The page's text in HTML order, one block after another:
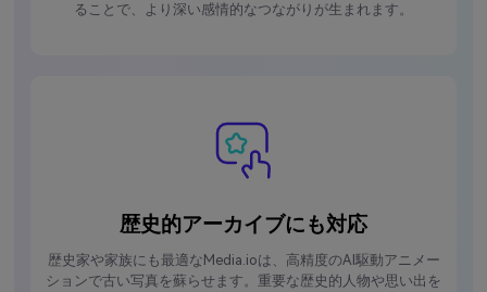
ることで、より深い感情的なつながりが生まれます。
歴史的アーカイブにも対応
歴史家や家族にも最適なMedia.ioは、高精度のAI駆動アニメー
ションで古い写真を蘇らせます。重要な歴史的人物や思い出を